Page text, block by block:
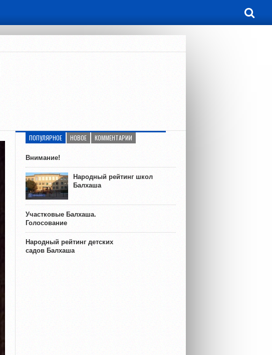
ПОПУЛЯРНОЕ НОВОЕ КОММЕНТАРИИ
Внимание!
Народный рейтинг школ
Балхаша
Участковые Балхаша.
Голосование
Народный рейтинг детских
садов Балхаша